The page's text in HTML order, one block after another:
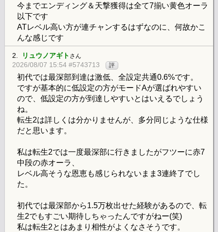
今までエンディング＆天撃獲得は全て7揃い黄色オーラ
以下です
ATレベル高い方が連チャンするはずなのに、何故かこ
んな感じです
2. リュウノアギト さん
2026/08/07 15:54 #5743713 評
初代では最深部到達は激低、全設定共通0.6%です。
ですが基本的に低設定の方がモードAが選ばれやすい
ので、低設定の方が到達しやすいとはいえるでしょう
ね。
転生2は詳しくは分かりませんが、多分同じような仕様
だと思います。
私は転生2では一度最深部に行きましたがフツーに赤7
中段の赤オーラ、
レベル高そうな恩恵も感じられないまま3連終了でし
た。
初代では最深部から1.5万枚出せた経験があるので、転
生2でもすごい期待しちゃったんですがねー(笑)
私は転生2とはあまり相性がよくなさそうです。